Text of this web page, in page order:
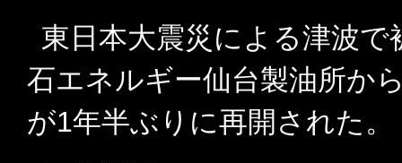
東日本大震災による津波
石エネルギー仙台製油所か
が1年半ぶりに再開された。